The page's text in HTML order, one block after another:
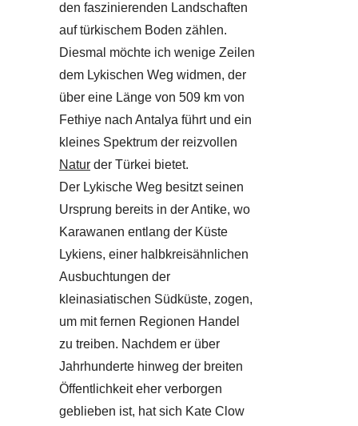
den faszinierenden Landschaften
auf türkischem Boden zählen.
Diesmal möchte ich wenige Zeilen
dem Lykischen Weg widmen, der
über eine Länge von 509 km von
Fethiye nach Antalya führt und ein
kleines Spektrum der reizvollen
Natur der Türkei bietet.
Der Lykische Weg besitzt seinen
Ursprung bereits in der Antike, wo
Karawanen entlang der Küste
Lykiens, einer halbkreisähnlichen
Ausbuchtungen der
kleinasiatischen Südküste, zogen,
um mit fernen Regionen Handel
zu treiben. Nachdem er über
Jahrhunderte hinweg der breiten
Öffentlichkeit eher verborgen
geblieben ist, hat sich Kate Clow